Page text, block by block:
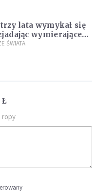
lata wymykał się
wymierające
popełnił
ŚWIATA
ropy